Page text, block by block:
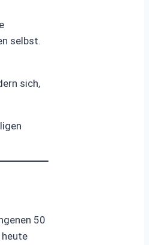
selbst.
sich,
50
heute